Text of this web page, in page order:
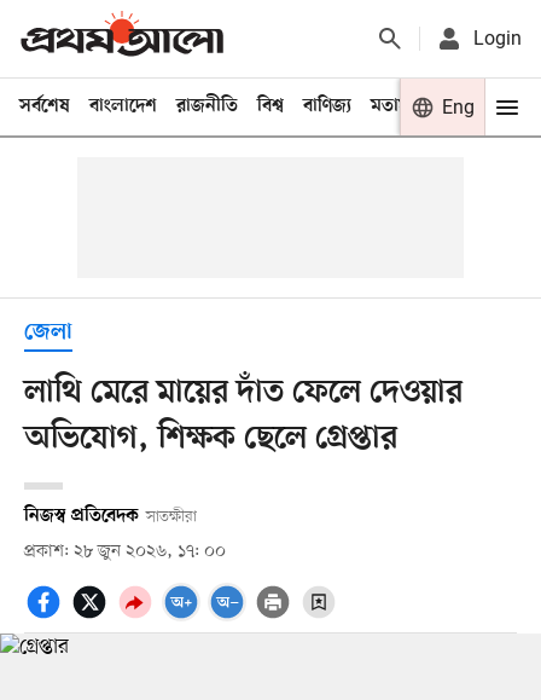
Login
সর্বশেষ বাংলাদেশ রাজনীতি বিশ্ব বাণিজ্য মতামত খেলা
Eng
জেলা
লাথি মেরে মায়ের দাঁত ফেলে দেওয়ার
অভিযোগ, শিক্ষক ছেলে গ্রেপ্তার
নিজস্ব প্রতিবেদক সাতক্ষীরা
প্রকাশ: ২৮ জুন ২০২৬, ১৭: ০০